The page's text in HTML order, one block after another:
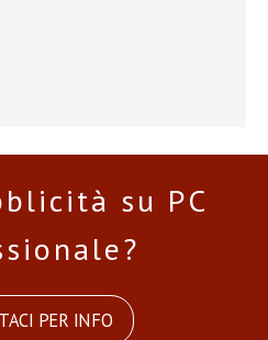
su PC
PER INFO